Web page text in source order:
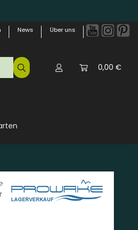
News Über uns
0,00 €